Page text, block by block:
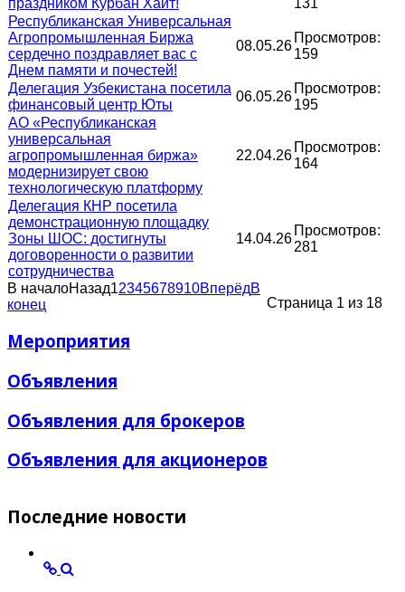
Республиканская Универсальная
Агропромышленная Биржа
сердечно поздравляет вас с
Днем памяти и почестей!
08.05.26
Просмотров:
159
Делегация Узбекистана посетила
финансовый центр Юты
06.05.26
Просмотров:
195
АО «Республиканская
универсальная
агропромышленная биржа»
модернизирует свою
технологическую платформу
22.04.26
Просмотров:
164
Делегация КНР посетила
демонстрационную площадку
Зоны ШОС: достигнуты
договоренности о развитии
сотрудничества
14.04.26
Просмотров:
281
Страница 1 из 18
В началоНазад12345678910ВперёдВ
конец
Мероприятия
Объявления
Объявления для брокеров
Объявления для акционеров
Последние новости